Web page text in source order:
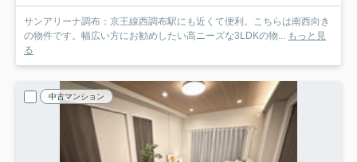
サンアリーナ調布：京王線西調布駅にも近くて便利。こちらは南西向き
の物件です。幅広い方にお勧めしたい高ニーズな3LDKの物... もっと見
る
中古マンション